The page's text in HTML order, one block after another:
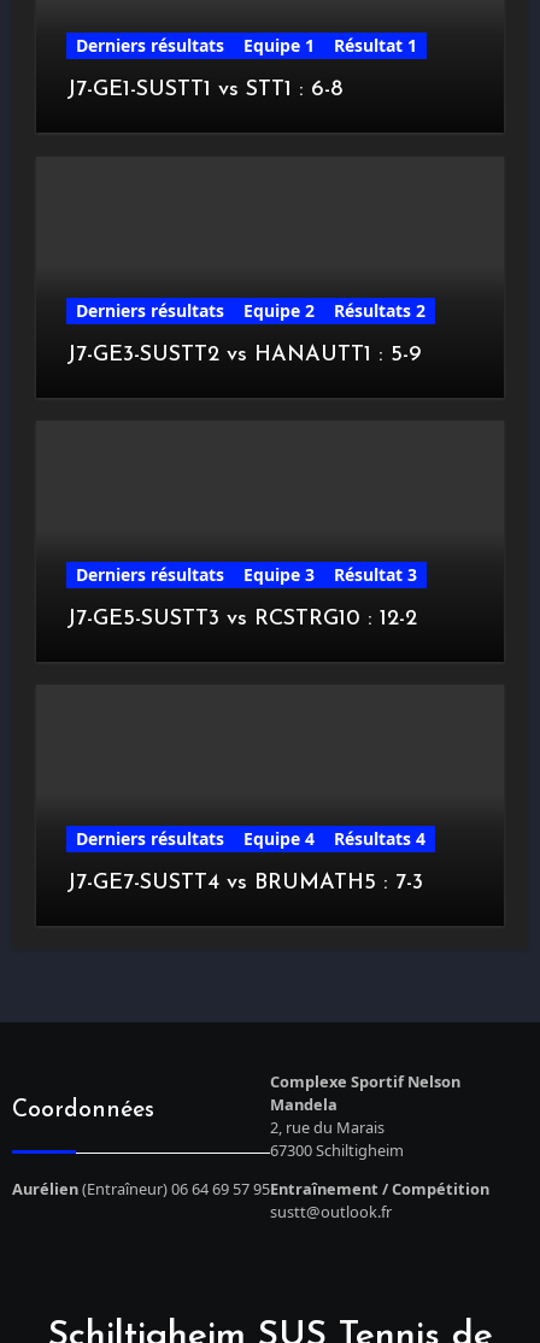
Derniers résultats Equipe 1
Résultat 1
J7-GE1-SUSTT1 vs STT1 : 6-8
Derniers résultats Equipe 2
Résultats 2
J7-GE3-SUSTT2 vs HANAUTT1 : 5-9
Derniers résultats Equipe 3
Résultat 3
J7-GE5-SUSTT3 vs RCSTRG10 : 12-2
Derniers résultats Equipe 4
Résultats 4
J7-GE7-SUSTT4 vs BRUMATH5 : 7-3
Coordonnées
Complexe Sportif Nelson
Mandela
2, rue du Marais
67300 Schiltigheim
Aurélien(Entraîneur) 06 64 69 57 95Entraînement / Compétition
sustt@outlook.fr